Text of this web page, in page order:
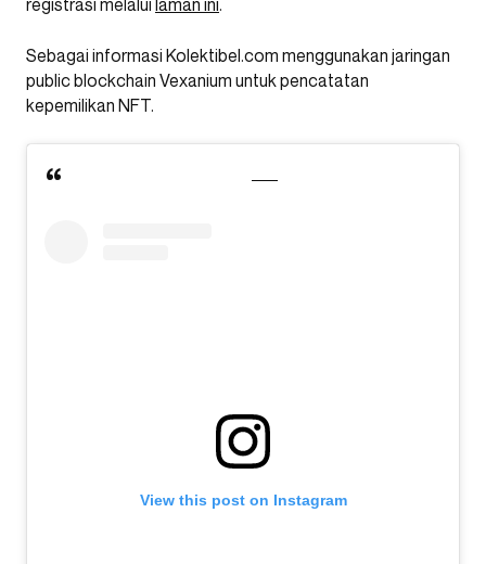
registrasi melalui laman ini.
Sebagai informasi Kolektibel.com menggunakan jaringan
public blockchain Vexanium untuk pencatatan
kepemilikan NFT.
View this post on Instagram